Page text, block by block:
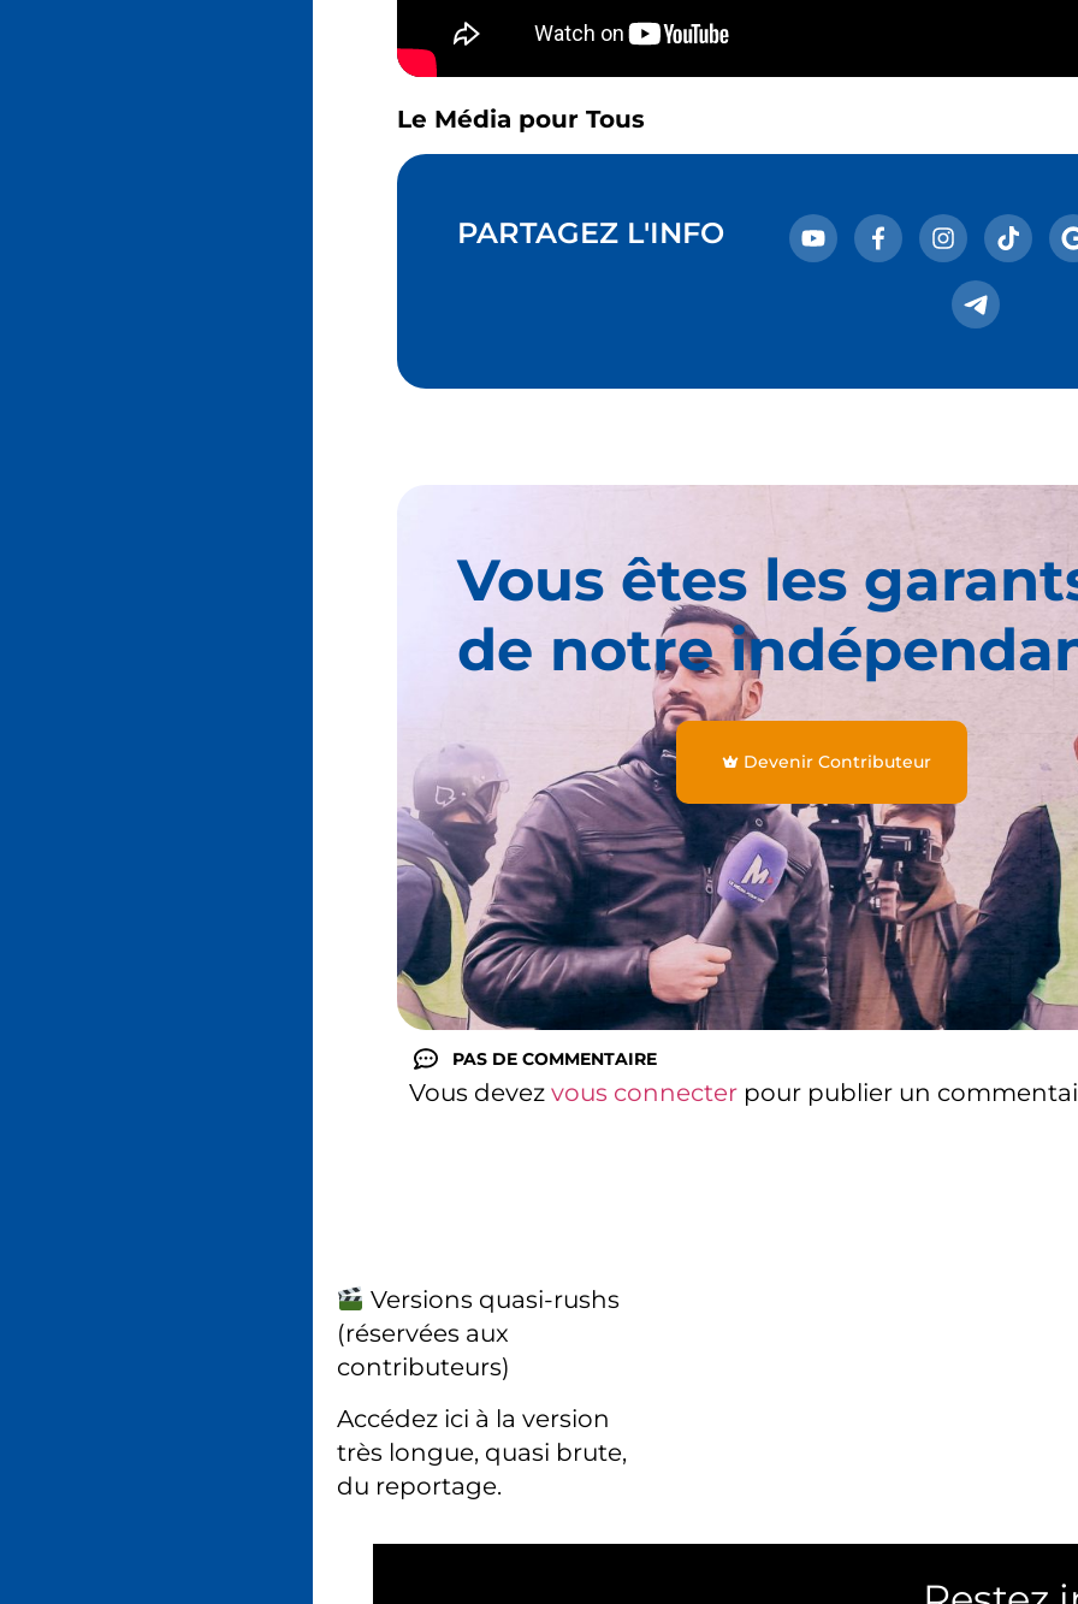
Le Média pour Tous
PARTAGEZ L'INFO
Vous êtes les
de notre
Devenir Contributeur
PAS DE COMMENTAIRE
Vous devez vous connecter pour publier un
Versions quasi-rushs
(réservées aux
contributeurs)
Accédez ici à la version
très longue, quasi brute,
du reportage.